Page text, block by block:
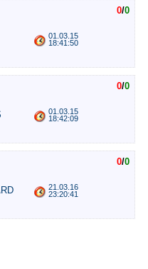
0/0
01.03.15
18:41:50
0/0
01.03.15
18:42:09
0/0
21.03.16
23:20:41